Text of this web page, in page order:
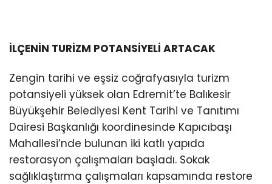
İLÇENİN TURİZM POTANSİYELİ ARTACAK
Zengin tarihi ve eşsiz coğrafyasıyla turizm
potansiyeli yüksek olan Edremit’te Balıkesir
Büyükşehir Belediyesi Kent Tarihi ve Tanıtımı
Dairesi Başkanlığı koordinesinde Kapıcıbaşı
Mahallesi’nde bulunan iki katlı yapıda
restorasyon çalışmaları başladı. Sokak
sağlıklaştırma çalışmaları kapsamında restore